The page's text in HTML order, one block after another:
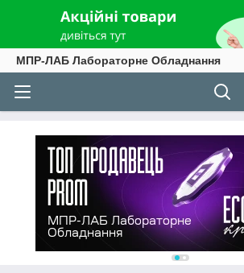
МПР-ЛАБ Лабораторне Обладнання